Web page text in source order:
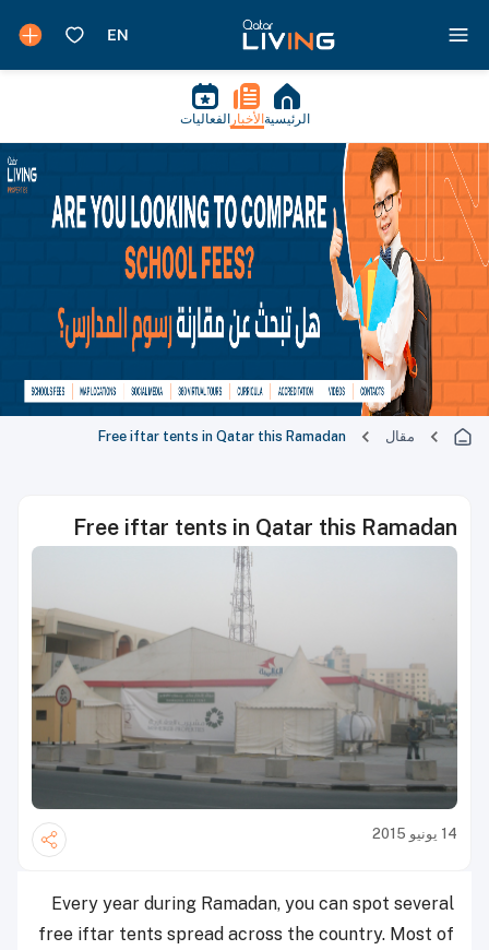
الرئيسية الأخبار الفعاليات
مقال Free iftar tents in Qatar this Ramadan
Free iftar tents in Qatar this Ramadan
14 يونيو 2015
Every year during Ramadan, you can spot several
free iftar tents spread across the country. Most of